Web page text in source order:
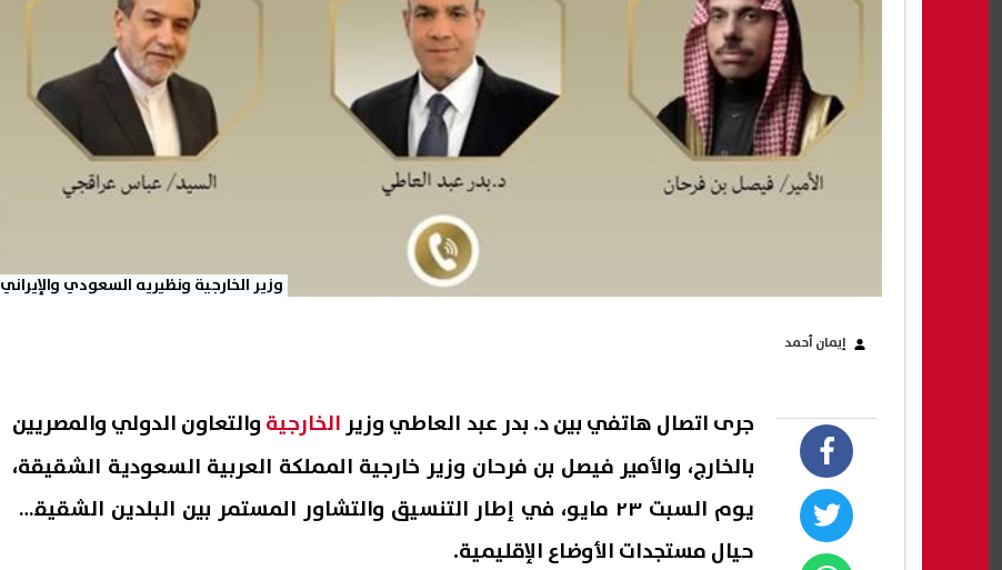
وزير الخارجية ونظيريه السعودي والإيراني
إيمان أحمد
جرى اتصال هاتفي بين د. بدر عبد العاطي وزيرالخارجيةوالتعاون الدولي والمصريين
بالخارج، والأمير فيصل بن فرحان وزير خارجية المملكة العربية السعودية الشقيقة،
يوم السبت ٢٣ مايو، في إطار التنسيق والتشاور المستمر بين البلدين الشقيقين
حيال مستجدات الأوضاع الإقليمية.